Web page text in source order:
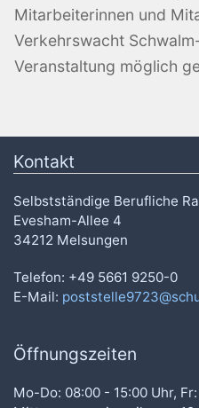
Mitarbeiterinnen und
Verkehrswacht
Veranstaltung möglich
Kontakt
Selbstständige Berufliche
Evesham-Allee 4
34212 Melsungen
Telefon: +49 5661 9250-0
E-Mail:
Öffnungszeiten
Mo-Do: 08:00 - 15:00 Uhr,